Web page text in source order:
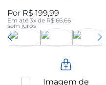
R$ 199,99
Em até 3x de R$ 66 66
sem juros